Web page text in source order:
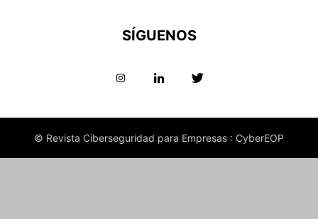
SÍGUENOS
© Revista Ciberseguridad para Empresas : CyberEOP